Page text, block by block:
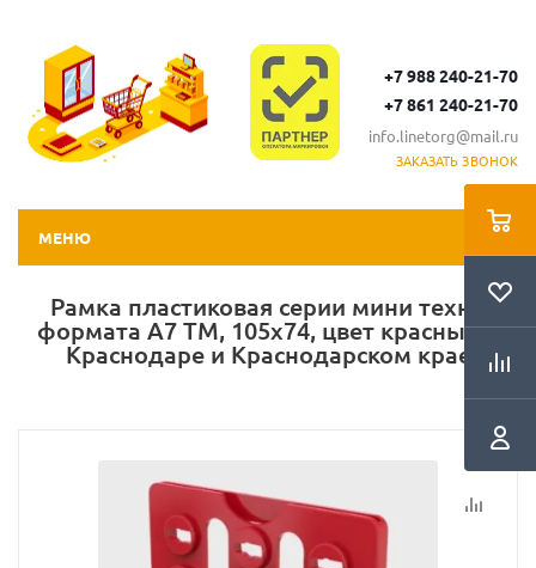
+7 988 240-21-70
+7 861 240-21-70
info.linetorg@mail.ru
ЗАКАЗАТЬ ЗВОНОК
МЕНЮ
Рамка пластиковая серии мини техно
формата А7 TM, 105x74, цвет красный в
Краснодаре и Краснодарском крае